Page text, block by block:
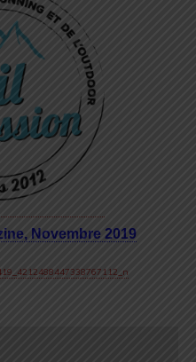
Novembre 2019